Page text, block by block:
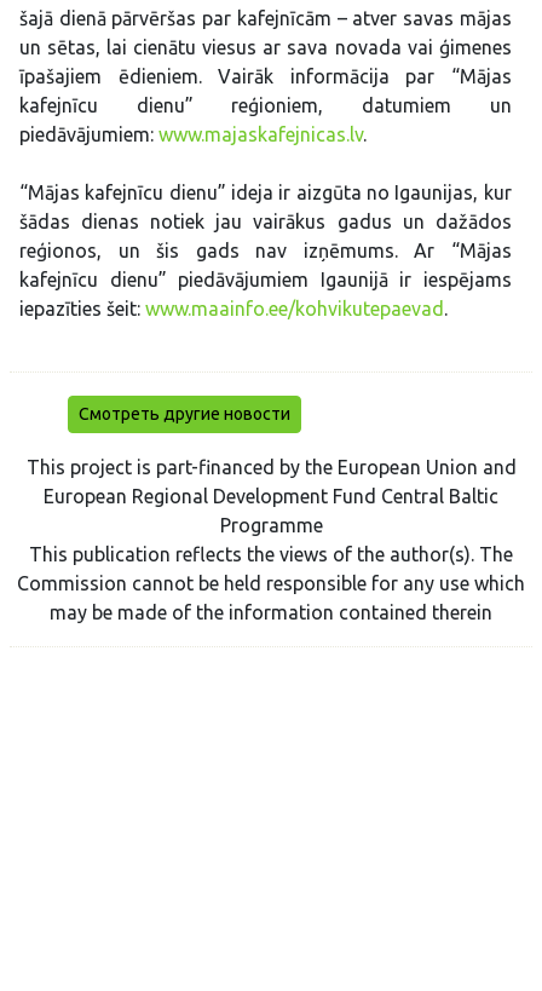
šajā dienā pārvēršas par kafejnīcām – atver savas mājas
un sētas, lai cienātu viesus ar sava novada vai ģimenes
īpašajiem ēdieniem. Vairāk informācija par “Mājas
kafejnīcu dienu” reģioniem, datumiem un
piedāvājumiem: www.majaskafejnicas.lv.
“Mājas kafejnīcu dienu” ideja ir aizgūta no Igaunijas, kur
šādas dienas notiek jau vairākus gadus un dažādos
reģionos, un šis gads nav izņēmums. Ar “Mājas
kafejnīcu dienu” piedāvājumiem Igaunijā ir iespējams
iepazīties šeit: www.maainfo.ee/kohvikutepaevad .
Смотреть другие новости
This project is part-financed by the European Union and
European Regional Development Fund Central Baltic
Programme
This publication reflects the views of the author(s). The
Commission cannot be held responsible for any use which
may be made of the information contained therein